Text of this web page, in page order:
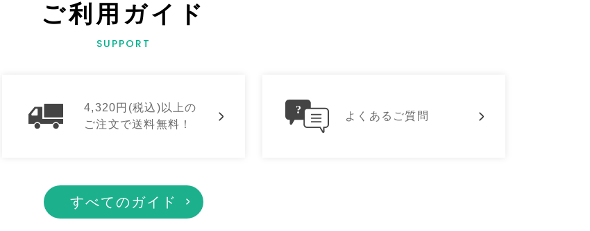
ご利用ガイド
SUPPORT
4,320円(税込)以上の
ご注文で送料無料！
よくあるご質問
すべてのガイド